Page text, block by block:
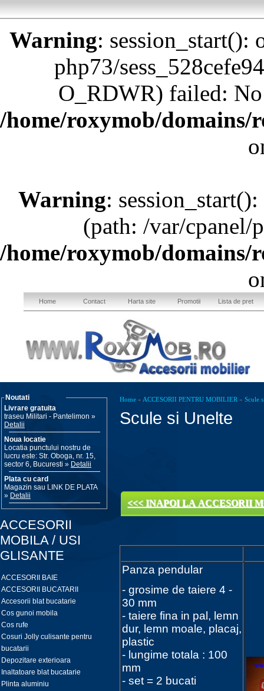
Warning: session_start():
php73/
O_RDWR) failed:
/home/roxymob/
Warning:
(path: /var/cpanel/
/home/roxymob/
Home Contact Harta site Promotii Lista de pret
Noutati
Livrare gratuita
traseu Militari - Pantelimon »
Detalii
Noua locatie
Locatia punctului nostru de
lucru este: Str. Oboga, nr. 15,
sector 6, Bucuresti » Detalii
Plata cu card
Magazin sau LINK DE PLATA
» Detalii
ACCESORII
MOBILA / USI
GLISANTE
ACCESORII BAIE
ACCESORII BUCATARII
Accesorii blat bucatarie
Cos gunoi mobila
Cos rufe
Cosuri Jolly culisante pentru
bucatarii
Depozitare exterioara
Inaltatoare blat bucatarie
Plinta aluminiu
Home » ACCESORII PENTRU MOBILIER » Scule
Scule si Unelte
<<< INAPOI LA ACCESORII
Panza pendular
- grosime de taiere 4 -
30 mm
- taiere fina in pal, lemn
dur, lemn moale, placaj,
plastic
- lungime totala : 100
mm
- set = 2 bucati